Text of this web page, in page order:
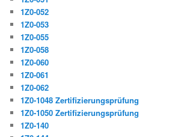
1Z0-052
1Z0-053
1Z0-055
1Z0-058
1Z0-060
1Z0-061
1Z0-062
1Z0-1048 Zertifizierungsprüfung
1Z0-1050 Zertifizierungsprüfung
1Z0-140